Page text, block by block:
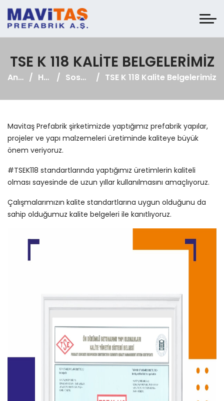
TSE K 118 KALITE BELGELERIMIZ
Anasayfa Haberler Sosyal Medya TSE K 118 Kalite Belgelerimiz
Mavitaş Prefabrik şirketimizde yaptığımız prefabrik yapılar,
projeler ve yapı malzemeleri üretiminde kaliteye büyük
önem veriyoruz.
#TSEK118 standartlarında yaptığımız üretimlerin kaliteli
olması sayesinde de uzun yıllar kullanılmasını amaçlıyoruz.
Çalışmalarımızın kalite standartlarına uygun olduğunu da
sahip olduğumuz kalite belgeleri ile kanıtlıyoruz.